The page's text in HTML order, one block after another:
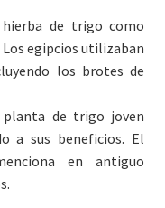
de trigo como
egipcios utilizaban
los brotes de
planta de trigo joven
a sus beneficios. El
en antiguo